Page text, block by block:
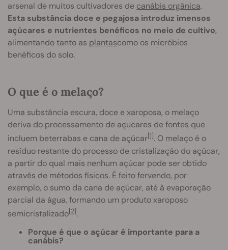
arsenal de muitos cultivadores de canábis orgânica.
Esta substância doce e pegajosa introduz imensos
açúcares e nutrientes benéficos no meio de cultivo,
alimentando tanto as plantascomo os micróbios
benéficos do solo.
O que é o melaço?
Uma substância escura, doce e xaroposa, o melaço
deriva do processamento de açucares de fontes que
incluem beterrabas e cana de açúcar[1]. O melaço é o
resíduo restante do processo de cristalização do açúcar,
a partir do qual mais nenhum açúcar pode ser obtido
através de métodos físicos. É feito fervendo, por
exemplo, o sumo da cana de açúcar, até à evaporação
parcial da água, formando um produto xaroposo
semicristalizado[2].
Porque é que o açúcar é importante para a
canábis?